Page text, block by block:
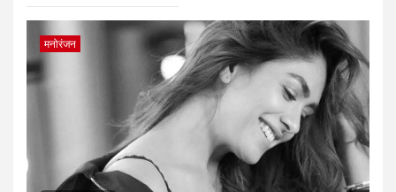
मनोरंजन